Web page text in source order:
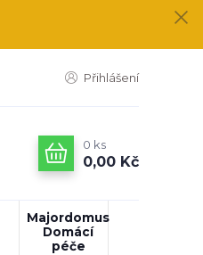
Přihlášení
0 ks
0,00 Kč
Majordomus
Domácí
péče